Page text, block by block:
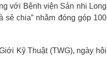
với Bệnh viện Sản nhi Long
chia” nhằm đóng góp 100
Kỹ Thuật (TWG), ngày hội